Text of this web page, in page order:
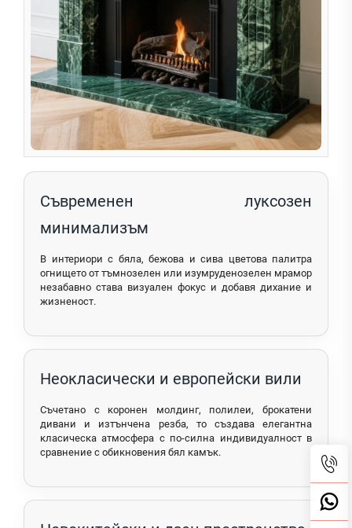
Съвременен луксозен
минимализъм
В интериори с бяла, бежова и сива цветова палитра
огнището от тъмнозелен или изумруденозелен мрамор
незабавно става визуален фокус и добавя дихание и
жизненост.
Неокласически и европейски вили
Съчетано с коронен молдинг, полилеи, брокатени
дивани и изтънчена резба, то създава елегантна
класическа атмосфера с по-силна индивидуалност в
сравнение с обикновения бял камък.